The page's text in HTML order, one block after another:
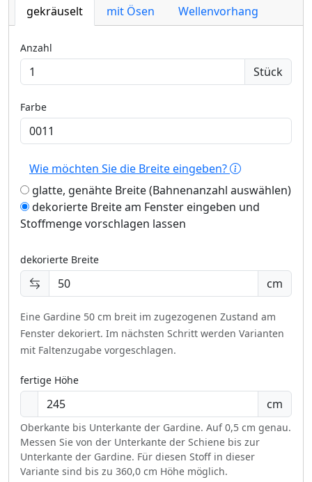
gekräuselt mit Ösen Wellenvorhang
Anzahl
Stück
Farbe
Wie möchten Sie die Breite eingeben?
glatte, genähte Breite (Bahnenanzahl auswählen)
dekorierte Breite am Fenster eingeben und
Stoffmenge vorschlagen lassen
dekorierte Breite
cm
Eine Gardine 50 cm breit im zugezogenen Zustand am
Fenster dekoriert. Im nächsten Schritt werden Varianten
mit Faltenzugabe vorgeschlagen.
fertige Höhe
cm
Oberkante bis Unterkante der Gardine. Auf 0,5 cm genau.
Messen Sie von der Unterkante der Schiene bis zur
Unterkante der Gardine. Für diesen Stoff in dieser
Variante sind bis zu 360,0 cm Höhe möglich.